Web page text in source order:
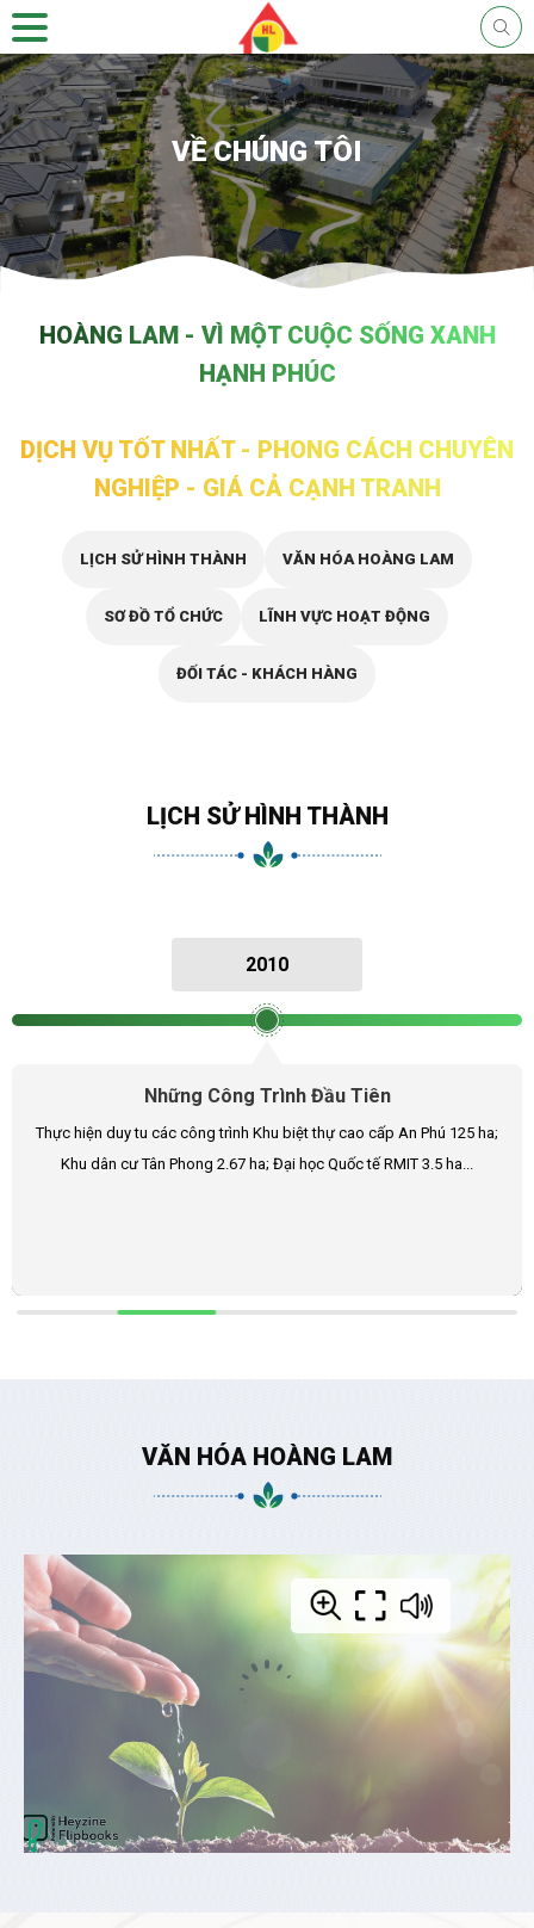
VỀ CHÚNG TÔI
HOÀNG LAM - VÌ MỘT CUỘC SỐNG XANH
HẠNH PHÚC
DỊCH VỤ TỐT NHẤT - PHONG CÁCH CHUYÊN
NGHIỆP - GIÁ CẢ CẠNH TRANH
LỊCH SỬ HÌNH THÀNH VĂN HÓA HOÀNG LAM
SƠ ĐỒ TỔ CHỨC LĨNH VỰC HOẠT ĐỘNG
ĐỐI TÁC - KHÁCH HÀNG
LỊCH SỬ HÌNH THÀNH
2010
Những Công Trình Đầu Tiên
Thực hiện duy tu các công trình Khu biệt thự cao cấp An Phú 125 ha;
Khu dân cư Tân Phong 2.67 ha; Đại học Quốc tế RMIT 3.5 ha...
VĂN HÓA HOÀNG LAM